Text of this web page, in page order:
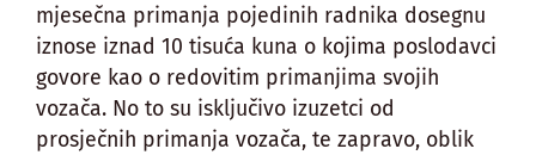
mjesečna primanja pojedinih radnika dosegnu
iznose iznad 10 tisuća kuna o kojima poslodavci
govore kao o redovitim primanjima svojih
vozača. No to su isključivo izuzetci od
prosječnih primanja vozača, te zapravo, oblik